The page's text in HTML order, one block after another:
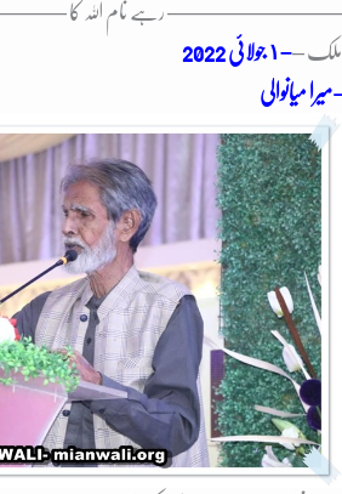
———————— رہے نام اللہ کا
ملک ––١ جولائی 2022
میرا میانوالی-